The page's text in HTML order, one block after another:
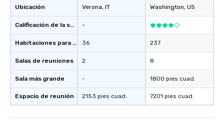
Ubicación
Calificación de la sede
Habitaciones para huéspedes
Salas de reuniones
Sala más grande
Espacio de reunión
Verona, IT
-
36
2
-
2153 pies cuad.
Washington, US
237
8
1800 pies cuad.
7201 pies cuad.